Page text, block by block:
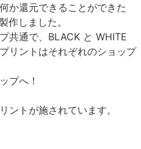
か還元できることができた
作しました。
共通で、BLACK と WHITE
リントはそれぞれのショップ
プへ！
ントが施されています。